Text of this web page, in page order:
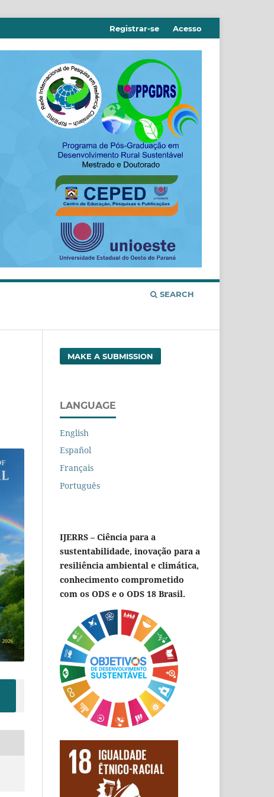
SEARCH
Registrar-se Acesso
MAKE A SUBMISSION
LANGUAGE
English
Español
Français
Português
IJERRS – Ciência para a
sustentabilidade, inovação para a
resiliência ambiental e climática,
conhecimento comprometido
com os ODS e o ODS 18 Brasil.